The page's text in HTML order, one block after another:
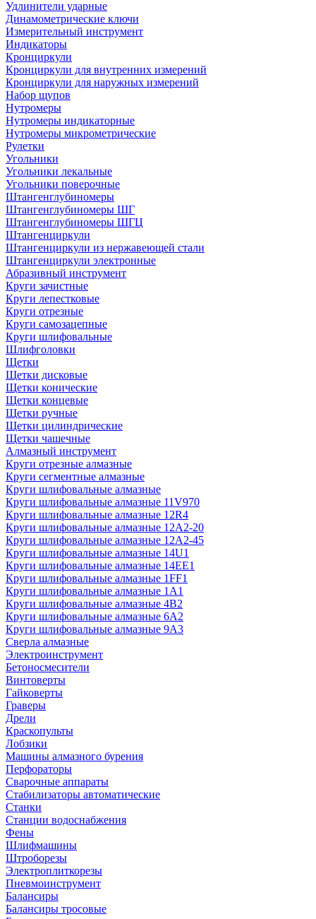
Удлинители ударные
Динамометрические ключи
Измерительный инструмент
Индикаторы
Кронциркули
Кронциркули для внутренних измерений
Кронциркули для наружных измерений
Набор щупов
Нутромеры
Нутромеры индикаторные
Нутромеры микрометрические
Рулетки
Угольники
Угольники лекальные
Угольники поверочные
Штангенглубиномеры
Штангенглубиномеры ШГ
Штангенглубиномеры ШГЦ
Штангенциркули
Штангенциркули из нержавеющей стали
Штангенциркули электронные
Абразивный инструмент
Круги зачистные
Круги лепестковые
Круги отрезные
Круги самозацепные
Круги шлифовальные
Шлифголовки
Щетки
Щетки дисковые
Щетки конические
Щетки концевые
Щетки ручные
Щетки цилиндрические
Щетки чашечные
Алмазный инструмент
Круги отрезные алмазные
Круги сегментные алмазные
Круги шлифовальные алмазные
Круги шлифовальные алмазные 11V970
Круги шлифовальные алмазные 12R4
Круги шлифовальные алмазные 12А2-20
Круги шлифовальные алмазные 12А2-45
Круги шлифовальные алмазные 14U1
Круги шлифовальные алмазные 14ЕЕ1
Круги шлифовальные алмазные 1FF1
Круги шлифовальные алмазные 1А1
Круги шлифовальные алмазные 4В2
Круги шлифовальные алмазные 6A2
Круги шлифовальные алмазные 9А3
Сверла алмазные
Электроинструмент
Бетоносмесители
Винтоверты
Гайковерты
Граверы
Дрели
Краскопульты
Лобзики
Машины алмазного бурения
Перфораторы
Сварочные аппараты
Стабилизаторы автоматические
Станки
Станции водоснабжения
Фены
Шлифмашины
Штроборезы
Электроплиткорезы
Пневмоинструмент
Балансиры
Балансиры тросовые